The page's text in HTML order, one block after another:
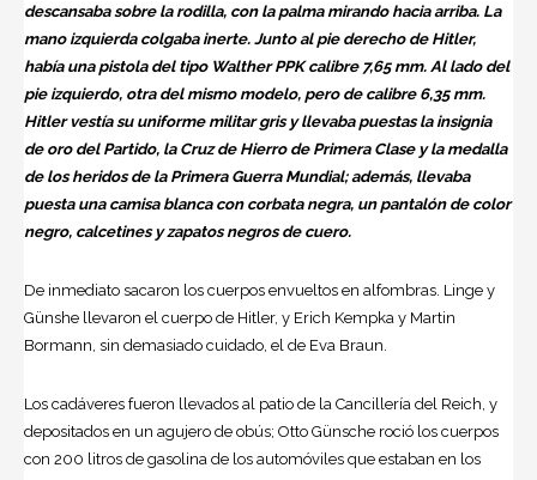
descansaba sobre la rodilla, con la palma mirando hacia arriba. La
mano izquierda colgaba inerte. Junto al pie derecho de Hitler,
había una pistola del tipo Walther PPK calibre 7,65 mm. Al lado del
pie izquierdo, otra del mismo modelo, pero de calibre 6,35 mm.
Hitler vestía su uniforme militar gris y llevaba puestas la insignia
de oro del Partido, la Cruz de Hierro de Primera Clase y la medalla
de los heridos de la Primera Guerra Mundial; además, llevaba
puesta una camisa blanca con corbata negra, un pantalón de color
negro, calcetines y zapatos negros de cuero.
De inmediato sacaron los cuerpos envueltos en alfombras. Linge y
Günshe llevaron el cuerpo de Hitler, y Erich Kempka y Martin
Bormann, sin demasiado cuidado, el de Eva Braun.
Los cadáveres fueron llevados al patio de la Cancillería del Reich, y
depositados en un agujero de obús; Otto Günsche roció los cuerpos
con 200 litros de gasolina de los automóviles que estaban en los